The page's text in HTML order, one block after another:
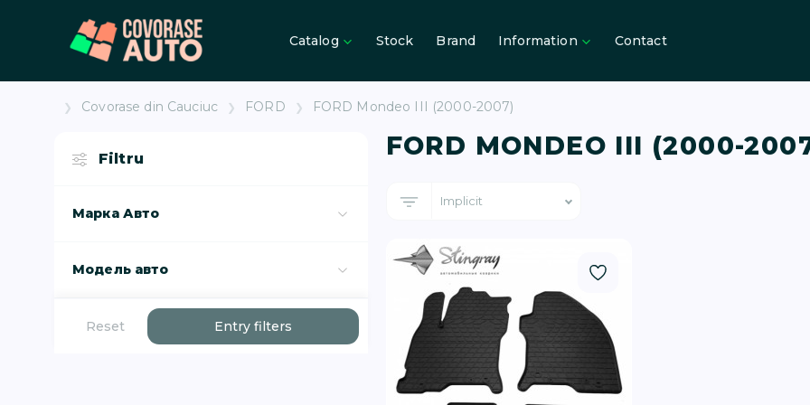
Catalog Stock Brand Information Contact
Covorase din Cauciuc FORD FORD Mondeo III (2000-2007)
Filtru
Марка Авто
Модель авто
Reset Entry filters
FORD MONDEO III (2000-